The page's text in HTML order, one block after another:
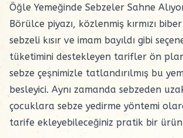
Öğle Yemeğinde Sebzeler Sahne
Börülce piyazı, közlenmiş kırmızı biber
sebzeli kısır ve imam bayıldı gibi
tüketimini destekleyen tarifler ön
sebze çeşnimizle tatlandırılmış bu
besleyici. Aynı zamanda sebzeden
çocuklara sebze yedirme yöntemi
tarife ekleyebileceğiniz pratik bir